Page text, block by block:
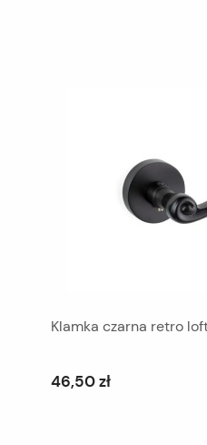
Klamka czarna retro loft
46,50 zł